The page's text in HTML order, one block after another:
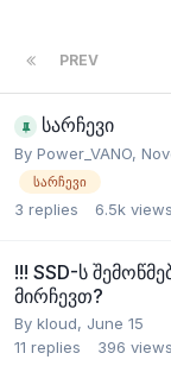
PREV
სარჩევი
By Power_VANO,
სარჩევი
3 replies 6.5k views
!!! SSD-ს
მირჩევთ?
By kloud, June 15
11 replies 396 views